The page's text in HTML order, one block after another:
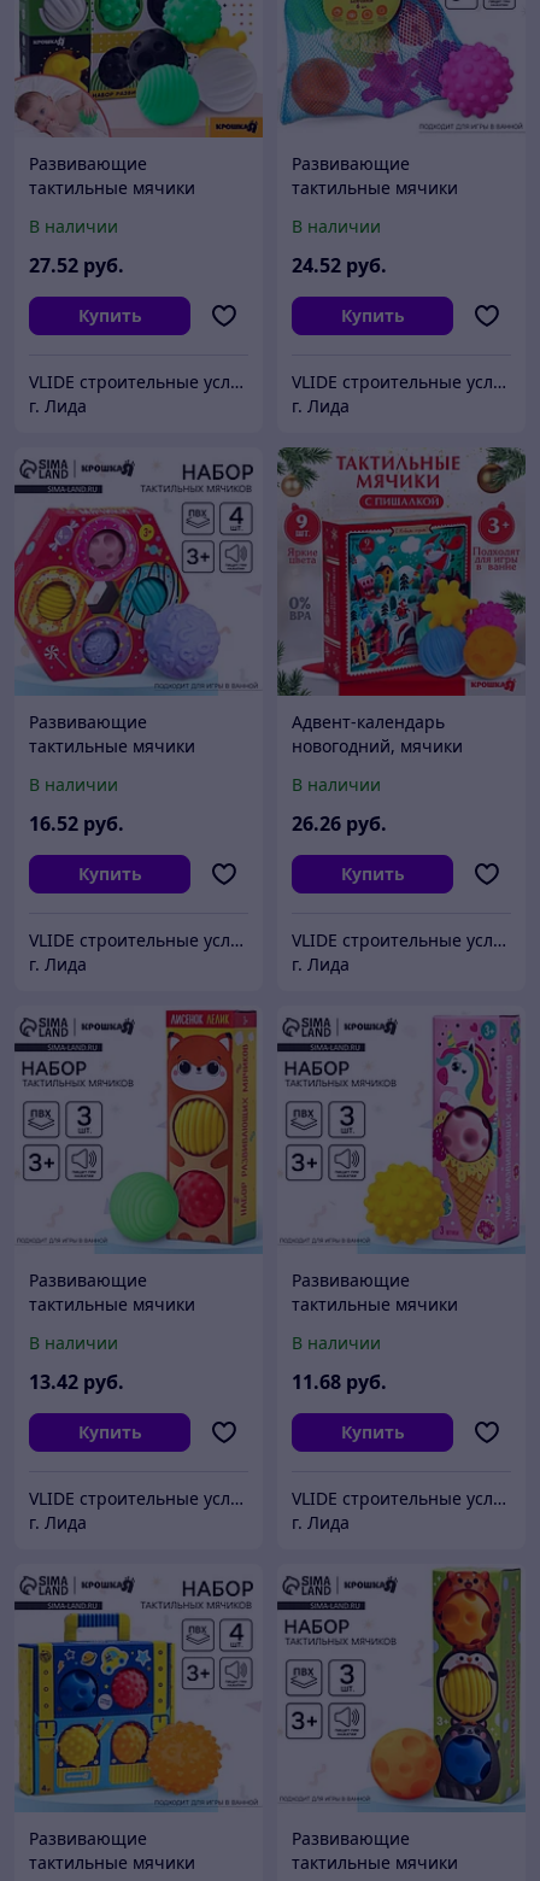
Развивающие
тактильные мячики
Гленна Домана, с
пищалкой, в наборе 6 шт.
В наличии
27.52 руб.
Купить
VLIDE cтроительные услуги и товары для дома (оптом и в розницу)
г. Лида
Развивающие
тактильные мячики
пищалкой, в наборе 6
шт., от 3 лет
В наличии
24.52 руб.
Купить
VLIDE cтроительные услуги и товары для дома (оптом и в розницу)
г. Лида
Развивающие
тактильные мячики
пищалкой, в наборе 4 шт.
В наличии
16.52 руб.
Купить
VLIDE cтроительные услуги и товары для дома (оптом и в розницу)
г. Лида
Адвент-календарь
новогодний, мячики
набор из 9 шт., Крошка Я
В наличии
26.26 руб.
Купить
VLIDE cтроительные услуги и товары для дома (оптом и в розницу)
г. Лида
Развивающие
тактильные мячики
Лёлик», с пищалкой, в
наборе 3 шт.
В наличии
13.42 руб.
Купить
VLIDE cтроительные услуги и товары для дома (оптом и в розницу)
г. Лида
Развивающие
тактильные мячики
пищалкой, в наборе 3
шт., виды МИКС
В наличии
11.68 руб.
Купить
VLIDE cтроительные услуги и товары для дома (оптом и в розницу)
г. Лида
Развивающие
тактильные мячики
Развивающие
тактильные мячики